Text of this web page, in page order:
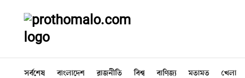
সর্বশেষ বাংলাদেশ রাজনীতি বিশ্ব বাণিজ্য মতামত খেলা